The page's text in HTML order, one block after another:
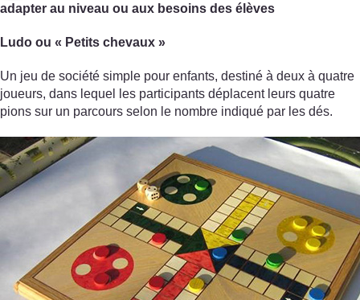
adapter au niveau ou aux besoins des élèves
Ludo ou « Petits chevaux »
Un jeu de société simple pour enfants, destiné à deux à quatre
joueurs, dans lequel les participants déplacent leurs quatre
pions sur un parcours selon le nombre indiqué par les dés.